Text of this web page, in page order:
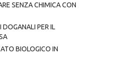
SENZA CHIMICA CON
DOGANALI PER IL
BIOLOGICO IN